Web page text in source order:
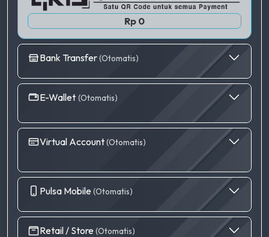
Rp 0
Bank Transfer(Otomatis)
E-Wallet (Otomatis)
Virtual Account(Otomatis)
Pulsa Mobile (Otomatis)
Retail / Store (Otomatis)